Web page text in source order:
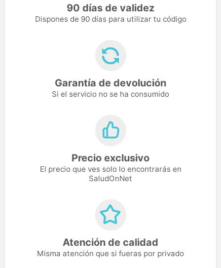
90 días de validez
Dispones de 90 días para utilizar tu código
Garantía de devolución
Si el servicio no se ha consumido
Precio exclusivo
El precio que ves solo lo encontrarás en
SaludOnNet
Atención de calidad
Misma atención que si fueras por privado